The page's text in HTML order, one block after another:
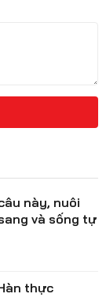
này, nuôi
và sống tự
thực